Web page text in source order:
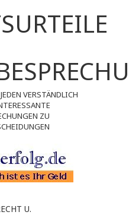
VERSTÄNDLICH
ZU
U.